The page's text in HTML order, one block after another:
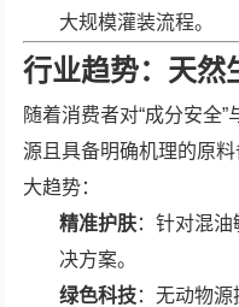
大规模灌装流程。
行业趋势：天然
随着消费者对“成分安全”
源且具备明确机理的原
大趋势：
精准护肤：针对混
决方案。
绿色科技：无动物